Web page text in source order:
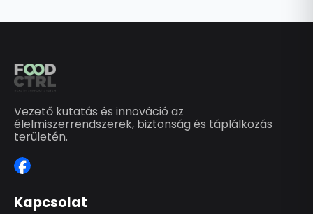
Vezető kutatás és innováció az
élelmiszerrendszerek, biztonság és táplálkozás
területén.
Kapcsolat